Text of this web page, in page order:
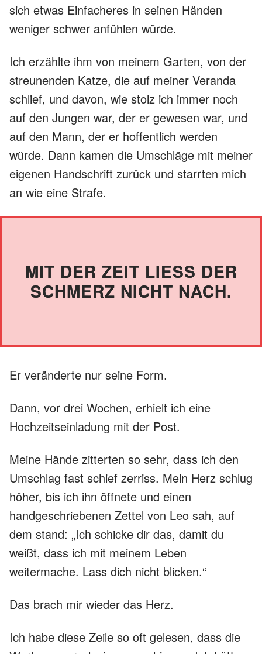
sich etwas Einfacheres in seinen Händen
weniger schwer anfühlen würde.
Ich erzählte ihm von meinem Garten, von der
streunenden Katze, die auf meiner Veranda
schlief, und davon, wie stolz ich immer noch
auf den Jungen war, der er gewesen war, und
auf den Mann, der er hoffentlich werden
würde. Dann kamen die Umschläge mit meiner
eigenen Handschrift zurück und starrten mich
an wie eine Strafe.
MIT DER ZEIT LIESS DER S
CHMERZ NICHT NACH.
Er veränderte nur seine Form.
Dann, vor drei Wochen, erhielt ich eine
Hochzeitseinladung mit der Post.
Meine Hände zitterten so sehr, dass ich den
Umschlag fast schief zerriss. Mein Herz schlug
höher, bis ich ihn öffnete und einen
handgeschriebenen Zettel von Leo sah, auf
dem stand: „Ich schicke dir das, damit du
weißt, dass ich mit meinem Leben
weitermache. Lass dich nicht blicken.“
Das brach mir wieder das Herz.
Ich habe diese Zeile so oft gelesen, dass die